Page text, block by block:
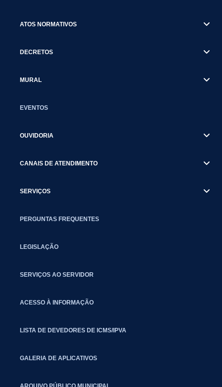
ATOS NORMATIVOS
DECRETOS
MURAL
EVENTOS
OUVIDORIA
CANAIS DE ATENDIMENTO
SERVIÇOS
PERGUNTAS FREQUENTES
LEGISLAÇÃO
SERVIÇOS AO SERVIDOR
ACESSO À INFORMAÇÃO
LISTA DE DEVEDORES DE ICMS/IPVA
GALERIA DE APLICATIVOS